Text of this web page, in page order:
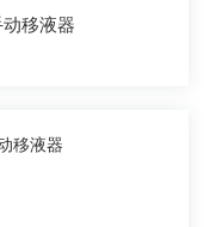
动移液器